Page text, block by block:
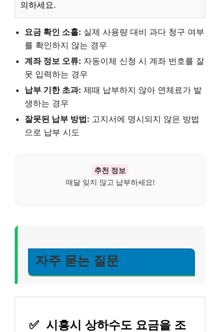
의하세요.
요금 확인 소홀: 실제 사용량 대비 과다 청구 여부
를 확인하지 않는 경우
계좌 정보 오류: 자동이체 신청 시 계좌 번호를 잘
못 입력하는 경우
납부 기한 초과: 제때 납부하지 않아 연체료가 발
생하는 경우
잘못된 납부 방법: 고지서에 명시되지 않은 방법
으로 납부 시도
추천 정보
매달 잊지 않고 납부하세요!
자주 묻는 질문
✅ 시흥시 상하수도 요금을 조